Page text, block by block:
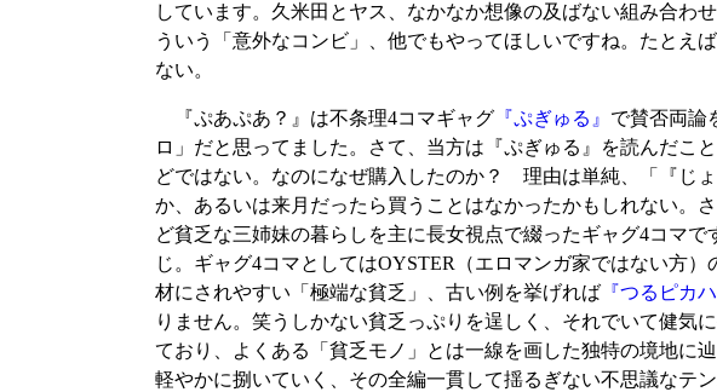
しています。久米田とヤス、なかなか想像の及ばない組み合わ
ういう「意外なコンビ」、他でもやってほしいですね。たと
ない。
『ぷあぷあ？』は不条理4コマギャグ 『ぷぎゅる』 で賛否両論
ロ」だと思ってました。さて、当方は『ぷぎゅる』を読んだこ
どではない。なのになぜ購入したのか？ 理由は単純、「『じ
か、あるいは来月だったら買うことはなかったかもしれない。
ど貧乏な三姉妹の暮らしを主に長女視点で綴ったギャグ4コマで
じ。ギャグ4コマとしてはOYSTER（エロマンガ家ではない方
材にされやすい「極端な貧乏」、古い例を挙げれば 『つるピカ
りません。笑うしかない貧乏っぷりを逞しく、それでいて健気
ており、よくある「貧乏モノ」とは一線を画した独特の境地に
軽やかに捌いていく、その全編一貫して揺るぎない不思議なテ